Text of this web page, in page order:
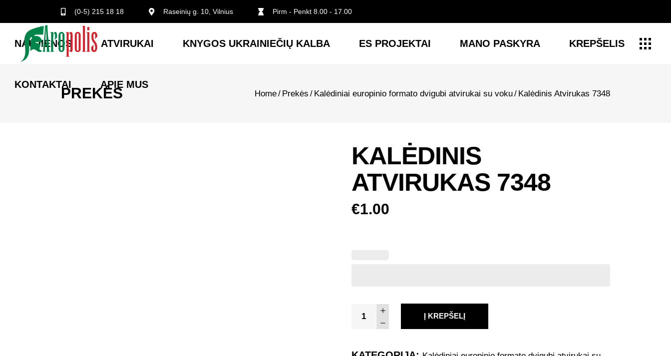
(0-5) 215 18 18 Raseinių g. 10, Vilnius Pirm - Penkt 8.00 - 17.00
NAUJIENOS ATVIRUKAI KNYGOS UKRAINIEČIŲ KALBA ES PROJEKTAI MANO PASKYRA KREPŠELIS
KONTAKTAI APIE MUS
PREKĖS Home/ Prekės / Kalėdiniai europinio formato dvigubi atvirukai su voku/ Kalėdinis Atvirukas 7348
KALĖDINIS
ATVIRUKAS 7348
€1.00
Kalėdinis
Atvirukas
Į KREPŠELĮ